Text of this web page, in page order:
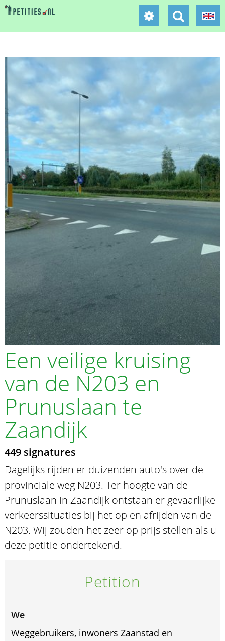
Een veilige kruising
van de N203 en
Prunuslaan te
Zaandijk
449 signatures
Dagelijks rijden er duizenden auto's over de
provinciale weg N203. Ter hoogte van de
Prunuslaan in Zaandijk ontstaan er gevaarlijke
verkeerssituaties bij het op en afrijden van de
N203. Wij zouden het zeer op prijs stellen als u
deze petitie ondertekend.
Petition
We
Weggebruikers, inwoners Zaanstad en